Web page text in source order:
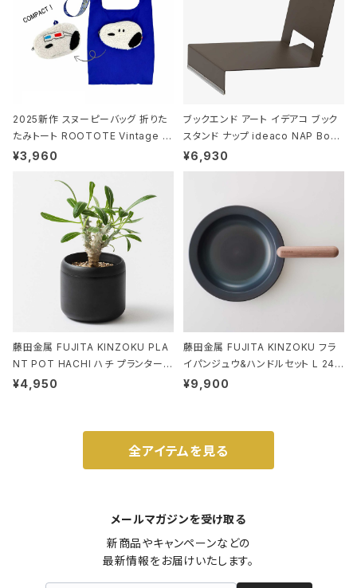
2025新作 スヌーピーバッグ 折りた
たみトート ROOTOTE Vintage P
EANUTS ROO-shopper mid 84
ド.ピーナッツ-0P 3Dグラス
¥3,960
ブックエンド アート イデアコ ブック
スタンド ナップ ideaco NAP Book
stand ブラウン
¥6,930
藤田金属 FUJITA KINZOKU PLA
NT POT HACHI ハチ プランターポ
ット 3号 ブラック
¥4,950
藤田金属 FUJITA KINZOKU フラ
イパンジュウ&ハンドルセット L 24c
m ガス火・IH対応 鉄フライパン ウォ
¥9,900
全アイテムを見る
メールマガジンを受け取る
新商品やキャンペーンなどの
最新情報をお届けいたします。